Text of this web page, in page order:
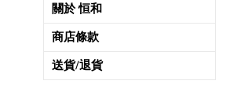
關於 恒和
商店條款
送貨/退貨